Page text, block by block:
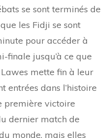
se sont terminés de
les Fidji se sont
pour accéder à
finale jusqu’à ce que
mette fin à leur
entrées dans l’histoire
première victoire
dernier match de
monde, mais elles